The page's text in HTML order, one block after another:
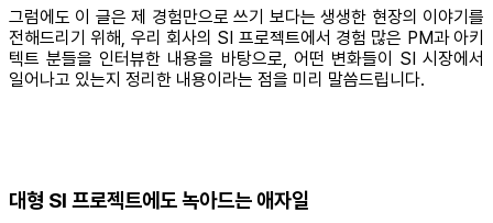
그럼에도 이 글은 제 경험만으로 쓰기 보다는 생생한 현장의 이야기를
전해드리기 위해, 우리 회사의 SI 프로젝트에서 경험 많은 PM과 아키
텍트 분들을 인터뷰한 내용을 바탕으로, 어떤 변화들이 SI 시장에서
일어나고 있는지 정리한 내용이라는 점을 미리 말씀드립니다.
대형 SI 프로젝트에도 녹아드는 애자일